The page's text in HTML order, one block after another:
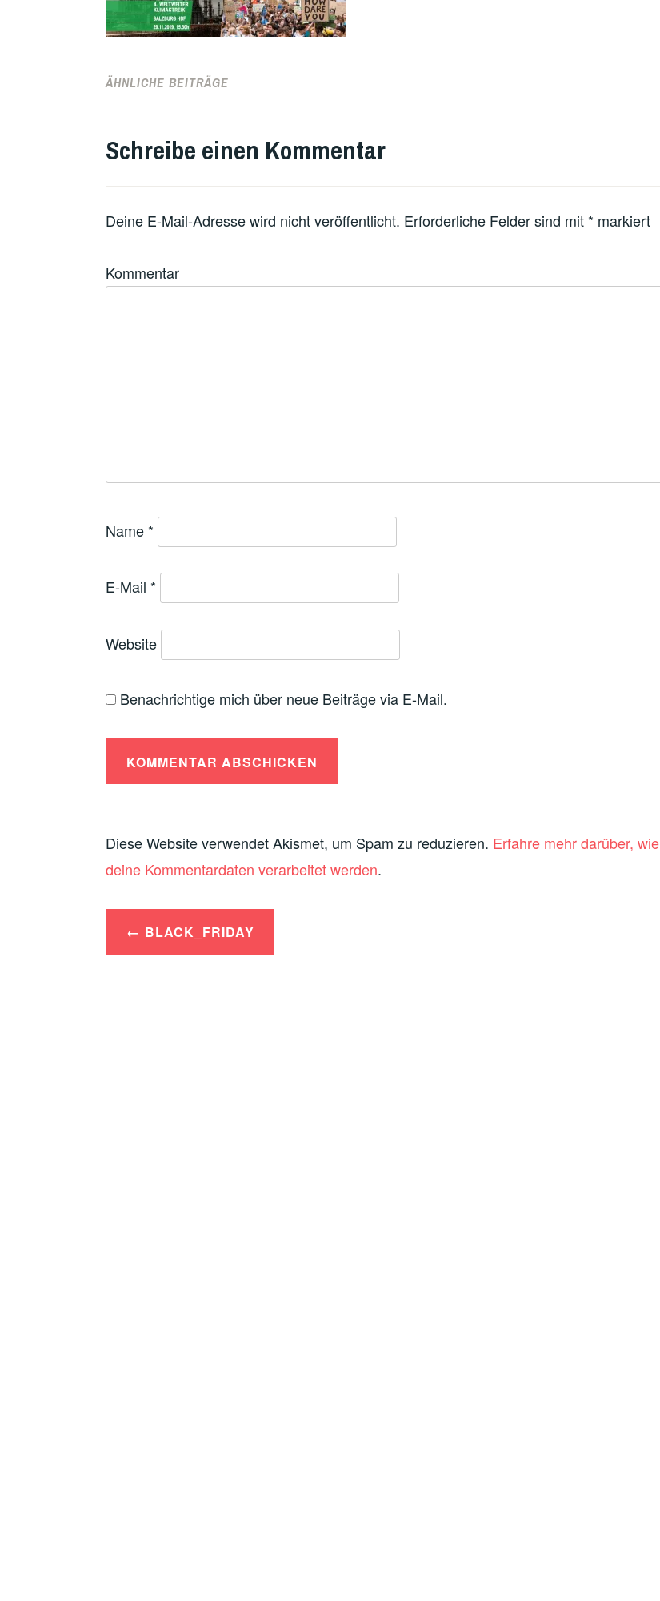
ÄHNLICHE BEITRÄGE
Schreibe einen Kommentar
Deine E-Mail-Adresse wird nicht veröffentlicht. Erforderliche Felder sind mit * markiert
Kommentar
Name *
E-Mail *
Website
Benachrichtige mich über neue Beiträge via E-Mail.
Diese Website verwendet Akismet, um Spam zu reduzieren. Erfahre mehr darüber, wie
deine Kommentardaten verarbeitet werden.
Beitrags-
Navigation
BLACK_FRIDAY